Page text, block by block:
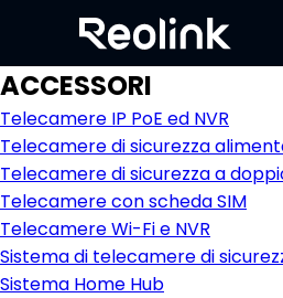
ACCESSORI
Telecamere IP PoE ed NVR
Telecamere di sicurezza
Telecamere di sicurezza a
Telecamere con scheda SIM
Telecamere Wi-Fi e NVR
Sistema di telecamere di
Sistema Home Hub